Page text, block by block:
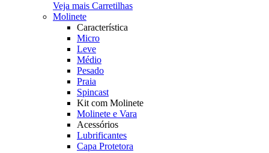
Veja mais Carretilhas
Molinete
Característica
Micro
Leve
Médio
Pesado
Praia
Spincast
Kit com Molinete
Molinete e Vara
Acessórios
Lubrificantes
Capa Protetora